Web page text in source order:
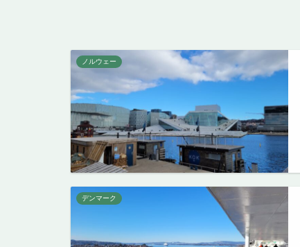
ノルウェー
デンマーク